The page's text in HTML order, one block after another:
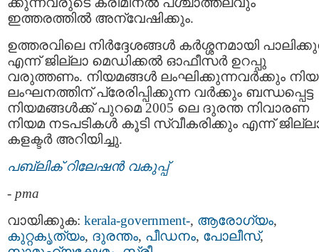
ഇത്തരത്തിൽ അന്വേഷിക്കും.
ഉത്തരവിലെ നിർദ്ദേശങ്ങൾ കർശ്ശനമായി
എന്ന് ജില്ലാ മെഡിക്കൽ ഓഫീസർ ഉറപ്പു
വരുത്തണം. നിയമങ്ങൾ ലംഘിക്കുന്നവർക്കും
ലംഘനത്തിന് പ്രേരിപ്പിക്കുന്ന വർക്കും ബന്ധപ്പെട്ട
നിയമങ്ങൾക്ക് പുറമെ 2005 ലെ ദുരന്ത നിവാരണ
നിയമ നടപടികൾ കൂടി സ്വീകരിക്കും എന്ന്
കളക്ടർ അറിയിച്ചു.
പബ്ലിക് റിലേഷന്‍ വകുപ്പ്
- pma
വായിക്കുക: kerala-government-, ആരോഗ്യം,
കുറ്റകൃത്യം, ദുരന്തം, പീഡനം, പോലീസ്‌,